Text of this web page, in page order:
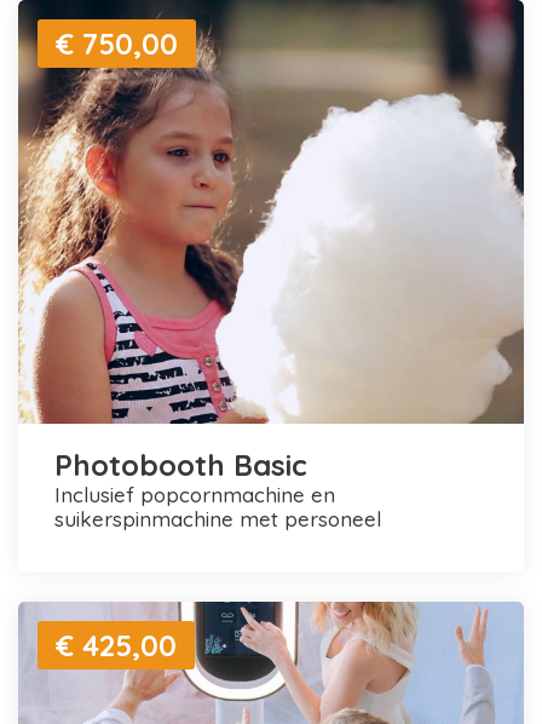
€ 750,00
Photobooth Basic
inclusief popcornmachine en
suikerspinmachine met personeel
€ 425,00